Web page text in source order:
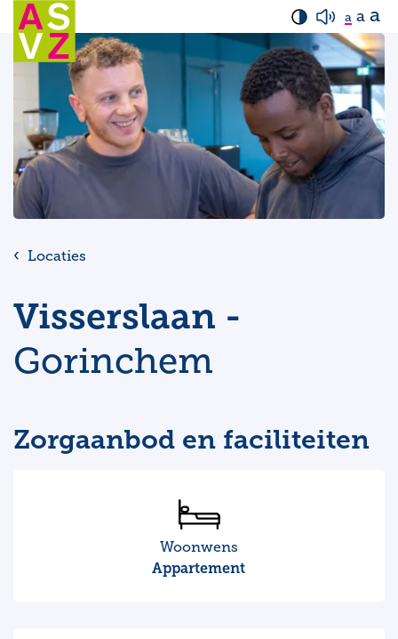
a a a
Locaties
Visserslaan -
Gorinchem
Zorgaanbod en faciliteiten
Woonwens
Appartement